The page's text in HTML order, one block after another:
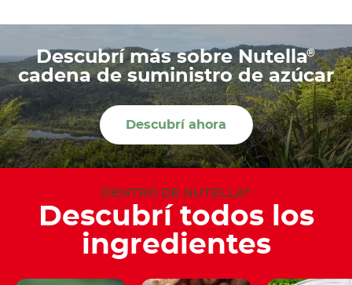
Descubrí más sobre Nutella®
cadena de suministro de azúcar
Descubrí ahora
DENTRO DE NUTELLA®
Descubrí todos los
ingredientes